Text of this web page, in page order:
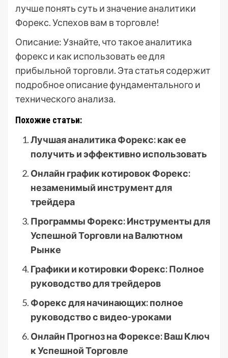
лучше понять суть и значение аналитики
Форекс. Успехов вам в торговле!
Описание: Узнайте, что такое аналитика
форекс и как использовать ее для
прибыльной торговли. Эта статья содержит
подробное описание фундаментального и
технического анализа.
Похожие статьи:
Лучшая аналитика Форекс: как ее
получить и эффективно использовать
Онлайн график котировок Форекс:
незаменимый инструмент для
трейдера
Программы Форекс: Инструменты для
Успешной Торговли на Валютном
Рынке
Графики и котировки Форекс: Полное
руководство для трейдеров
Форекс для начинающих: полное
руководство с видео-уроками
Онлайн Прогноз на Форексе: Ваш Ключ
к Успешной Торговле